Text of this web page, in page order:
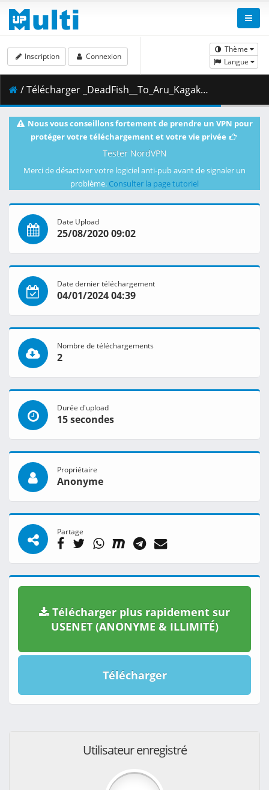
Thème
Langue
Inscription Connexion
/ Télécharger _DeadFish__To_Aru_Kagaku_no_Railgun_T_-_17__720p__AAC_.mp4.002 ( 363.83 MB )
Nous vous conseillons fortement de prendre un VPN pour
protéger votre téléchargement et votre vie privée
Tester NordVPN
Merci de désactiver votre logiciel anti-pub avant de signaler un
problème. Consulter la page tutoriel
Date Upload
25/08/2020 09:02
Date dernier téléchargement
04/01/2024 04:39
Nombre de téléchargements
2
Durée d'upload
15 secondes
Propriétaire
Anonyme
Partage
Télécharger plus rapidement sur
USENET (ANONYME & ILLIMITÉ)
Télécharger
Utilisateur enregistré